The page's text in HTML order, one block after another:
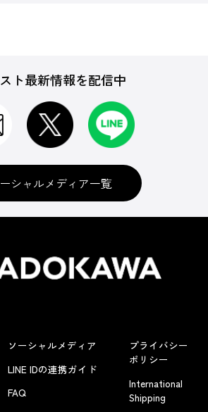
ト最新情報を配信中
シャルメディア一覧
ソーシャルメディア
LINE IDの連携ガイド
FAQ
プライバシー
ポリシー
International
Shipping